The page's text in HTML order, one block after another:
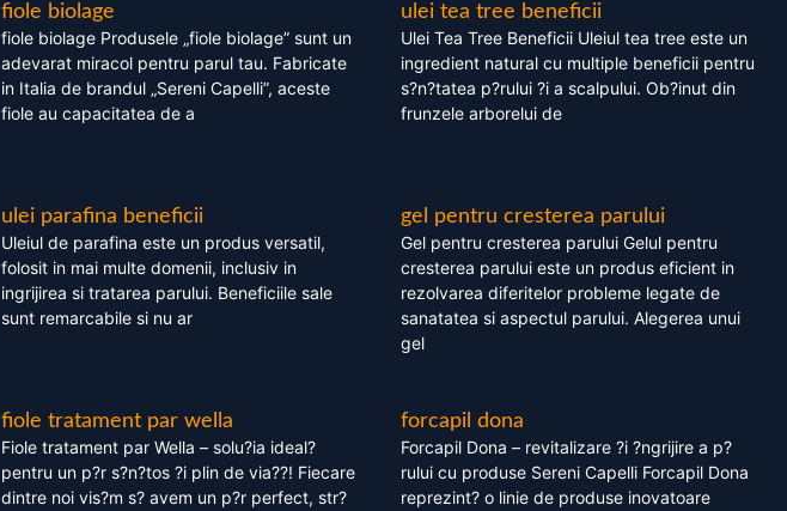
fiole biolage
fiole biolage Produsele „fiole biolage” sunt un
adevarat miracol pentru parul tau. Fabricate
in Italia de brandul „Sereni Capelli”, aceste
fiole au capacitatea de a
ulei tea tree beneficii
Ulei Tea Tree Beneficii Uleiul tea tree este un
ingredient natural cu multiple beneficii pentru
s?n?tatea p?rului ?i a scalpului. Ob?inut din
frunzele arborelui de
ulei parafina beneficii
Uleiul de parafina este un produs versatil,
folosit in mai multe domenii, inclusiv in
ingrijirea si tratarea parului. Beneficiile sale
sunt remarcabile si nu ar
gel pentru cresterea parului
Gel pentru cresterea parului Gelul pentru
cresterea parului este un produs eficient in
rezolvarea diferitelor probleme legate de
sanatatea si aspectul parului. Alegerea unui
gel
fiole tratament par wella
Fiole tratament par Wella – solu?ia ideal?
pentru un p?r s?n?tos ?i plin de via??! Fiecare
dintre noi vis?m s? avem un p?r perfect, str?
forcapil dona
Forcapil Dona – revitalizare ?i ?ngrijire a p?
rului cu produse Sereni Capelli Forcapil Dona
reprezint? o linie de produse inovatoare